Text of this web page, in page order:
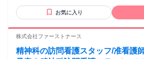
お気に入り
株式会社ファーストナース
精神科の訪問看護スタッフ/准看護